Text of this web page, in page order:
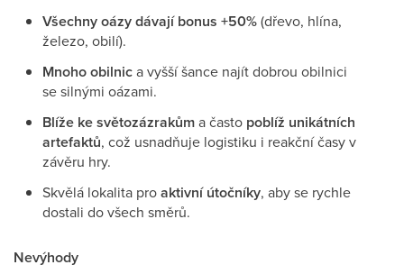
Všechny oázy dávají bonus +50%(dřevo, hlína,
železo, obilí).
Mnoho obilnica vyšší šance najít dobrou obilnici
se silnými oázami.
Blíže ke světozázrakůma často poblíž unikátních
artefaktů, což usnadňuje logistiku i reakční časy v
závěru hry.
Skvělá lokalita proaktivní útočníky, aby se rychle
dostali do všech směrů.
Nevýhody